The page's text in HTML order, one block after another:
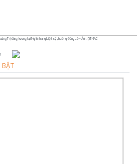
Trị dâng hương tại Nghĩa trang Liệt sỹ phường Đông Lễ - Ảnh: QTMAC
BẬT